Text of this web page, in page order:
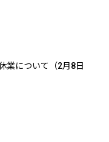
業について（2月8日